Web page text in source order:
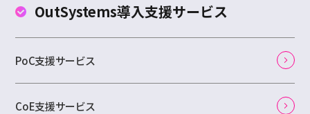
OutSystems導入支援サービス
PoC支援サービス
CoE支援サービス